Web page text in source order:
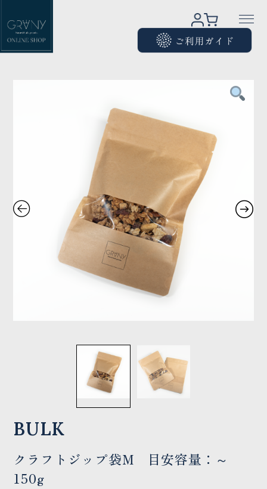
BULK
クラフトジップ袋M 目安容量：～
150g